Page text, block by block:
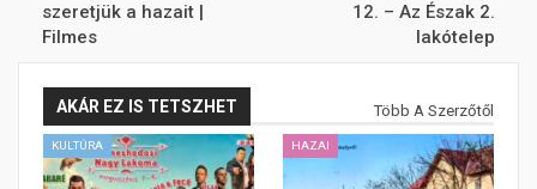
szeretjük a hazait |
Filmes
12. – Az Észak 2.
lakótelep
AKÁR EZ IS TETSZHET Több A Szerzőtől
KULTÚRA HAZAI